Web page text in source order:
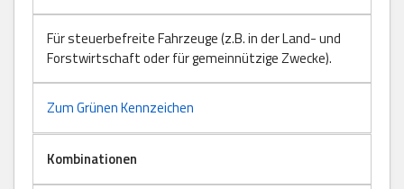
Für steuerbefreite Fahrzeuge (z.B. in der Land- und
Forstwirtschaft oder für gemeinnützige Zwecke).
Zum Grünen Kennzeichen
Kombinationen